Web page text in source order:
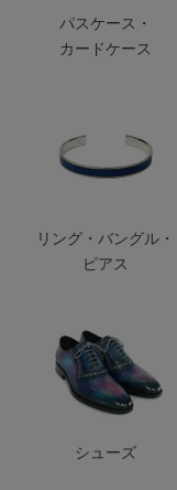
パスケース・
カードケース
リング・バングル・
ピアス
シューズ